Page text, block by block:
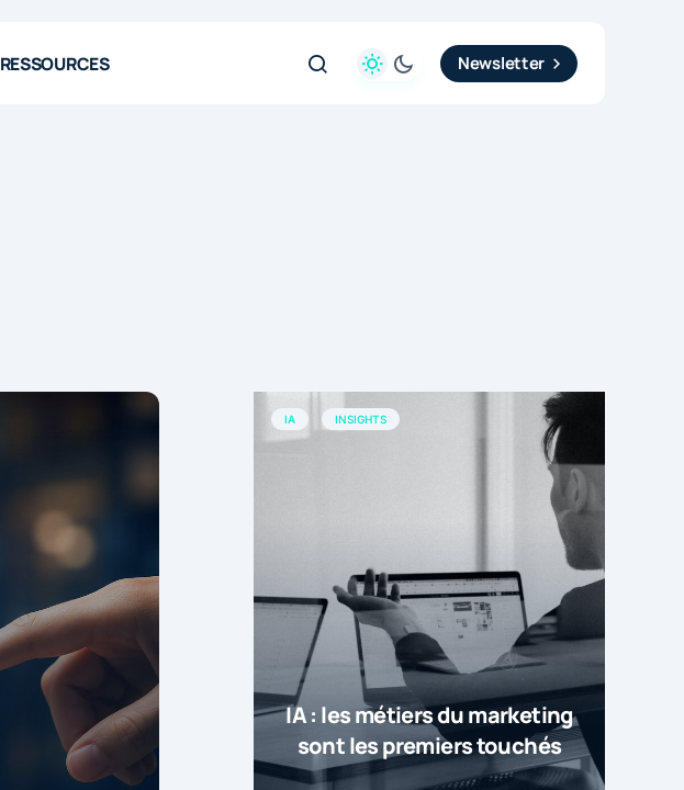
RESSOURCES Newsletter
IA INSIGHTS
IA : les métiers du marketing
sont les premiers touchés